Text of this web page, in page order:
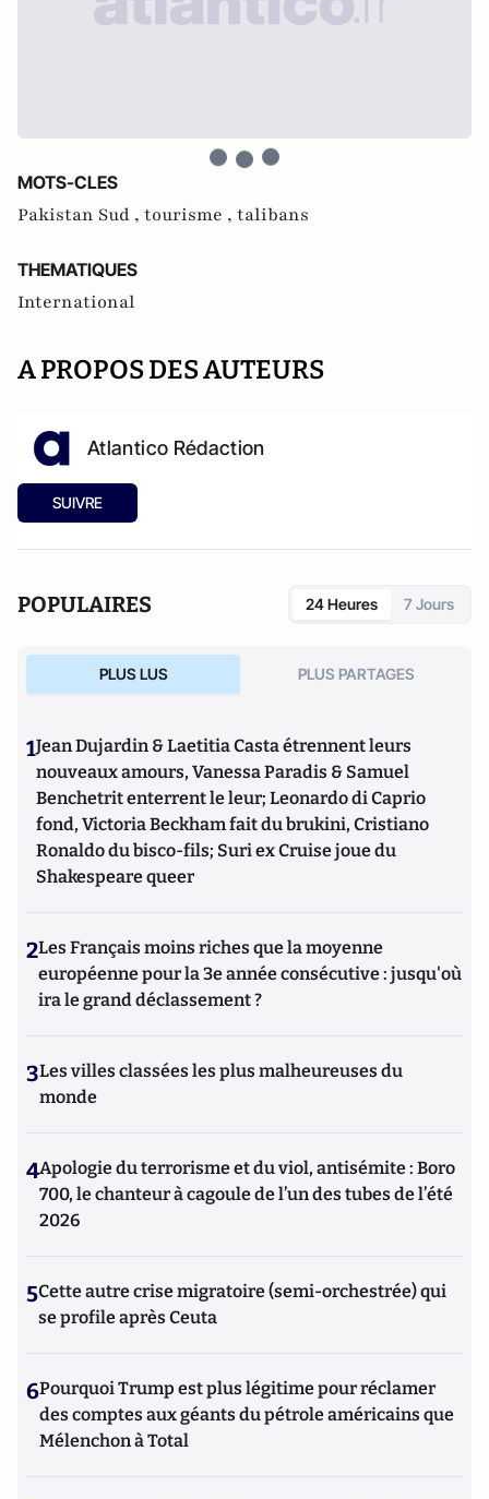
MOTS-CLES
Pakistan Sud , tourisme , talibans
THEMATIQUES
International
A PROPOS DES AUTEURS
Atlantico Rédaction
SUIVRE
POPULAIRES 24 Heures 7 Jours
PLUS LUS PLUS PARTAGES
1Jean Dujardin & Laetitia Casta étrennent leurs
nouveaux amours, Vanessa Paradis & Samuel
Benchetrit enterrent le leur; Leonardo di Caprio
fond, Victoria Beckham fait du brukini, Cristiano
Ronaldo du bisco-fils; Suri ex Cruise joue du
Shakespeare queer
2Les Français moins riches que la moyenne
européenne pour la 3e année consécutive : jusqu'où
ira le grand déclassement ?
3Les villes classées les plus malheureuses du
monde
4Apologie du terrorisme et du viol, antisémite : Boro
700, le chanteur à cagoule de l’un des tubes de l’été
2026
5Cette autre crise migratoire (semi-orchestrée) qui
se profile après Ceuta
6Pourquoi Trump est plus légitime pour réclamer
des comptes aux géants du pétrole américains que
Mélenchon à Total